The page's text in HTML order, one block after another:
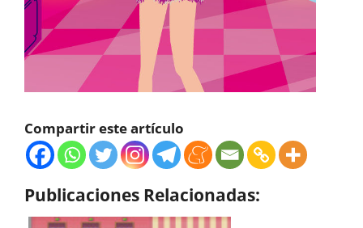
Compartir este artículo
Publicaciones Relacionadas: